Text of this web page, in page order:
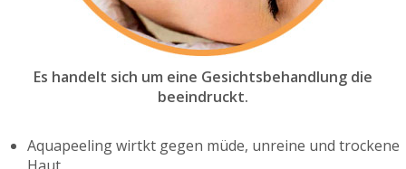
Es handelt sich um eine Gesichtsbehandlung die
beeindruckt.
Aquapeeling wirtkt gegen müde, unreine und trockene